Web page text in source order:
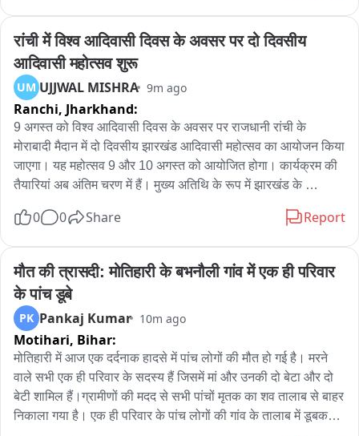
गए हैं।
रांची में विश्व आदिवासी दिवस के अवसर पर दो दिवसीय
आदिवासी महोत्सव शुरू
UM UJJWAL MISHRA 9m ago
Ranchi, Jharkhand:
9 अगस्त को विश्व आदिवासी दिवस के अवसर पर राजधानी रांची के
मोराबादी मैदान में दो दिवसीय झारखंड आदिवासी महोत्सव का आयोजन किया
जाएगा। यह महोत्सव 9 और 10 अगस्त को आयोजित होगा। कार्यक्रम की
तैयारियां अब अंतिम चरण में हैं। मुख्य अतिथि के रूप में झारखंड के
की झलक प्रस्तुत करने वाले आकर्षक स्वरूप में सजाया जा रहा है।
महोत्सव में झारखंड के विभिन्न आदिवासी समुदायों की समृद्ध सांस्कृतिक
विरासत, जल-जंगल-जमीन के संरक्षण से जुड़े महत्वपूर्ण पहलुओं और
पारंपरिक जीवनशैली को प्रदर्शित किया जाएगा।
कार्यक्रम में झारखंड समेत देशभर से आदिवासी समुदाय के प्रतिनिधि,
सामाजिक नेता और लोक कलाकार शामिल होंगे। पारंपरिक नृत्य-संगीत,
सोहराय पेंटिंग, आदिवासी वाद्ययंत्रों की प्रस्तुति तथा आदिवासी समाज के
पारंपरिक जीवन और रीति-रिवाजों को भी प्रदर्शित किया जाएगा।
0 0 Share Report
मौत की त्रासदी: मोतिहारी के बभनौली गांव में एक ही परिवार
के पांच डूबे
PK Pankaj Kumar 10m ago
Motihari, Bihar:
मोतिहारी में आज एक दर्दनाक हादसे में पांच लोगों की मौत हो गई है। मरने
वाले सभी एक ही परिवार के सदस्य हैं जिसमें मां और उनकी दो बेटा और दो
बेटी शामिल हैं।ग्रामीणों की मदद से सभी पांचों मृतक का शव तालाब से बाहर
निकाला गया है। एक ही परिवार के पांच लोगों की गांव के तालाब में डूबकर